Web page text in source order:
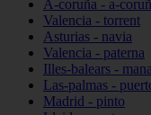
A-coruña - a-
Valencia - torrent
Asturias - navia
Valencia - paterna
Illes-balears -
Las-palmas -
Madrid - pinto